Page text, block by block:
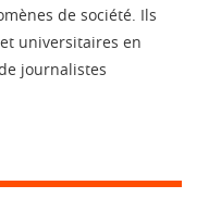
de société. Ils
universitaires en
journalistes